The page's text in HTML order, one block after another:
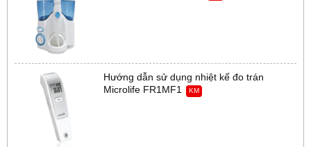
Hướng dẫn sử dụng nhiệt kế đo trán
Microlife FR1MF1
KM